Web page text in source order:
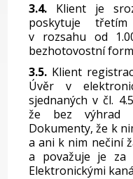
3.4. Klient je
poskytuje
v rozsahu od
bezhotovostní
3.5. Klient
Úvěr v
sjednaných v čl.
že bez výhrad
Dokumenty, že k
a ani k nim nečiní
a považuje je za
Elektronickými